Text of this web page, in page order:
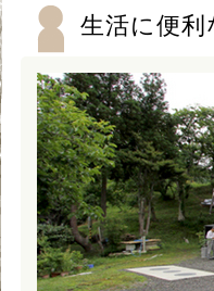
生活に便